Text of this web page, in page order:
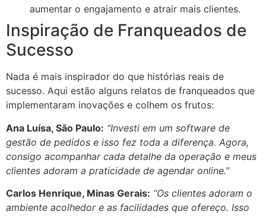
aumentar o engajamento e atrair mais clientes.
Inspiração de Franqueados de
Sucesso
Nada é mais inspirador do que histórias reais de
sucesso. Aqui estão alguns relatos de franqueados que
implementaram inovações e colhem os frutos:
Ana Luísa, São Paulo: “Investi em um software de
gestão de pedidos e isso fez toda a diferença. Agora,
consigo acompanhar cada detalhe da operação e meus
clientes adoram a praticidade de agendar online.”
Carlos Henrique, Minas Gerais: “Os clientes adoram o
ambiente acolhedor e as facilidades que ofereço. Isso